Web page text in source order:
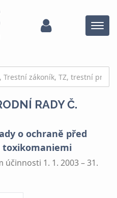
Menu
RADY Č.
o ochraně před
účinnosti 1. 1. 2003 – 31.